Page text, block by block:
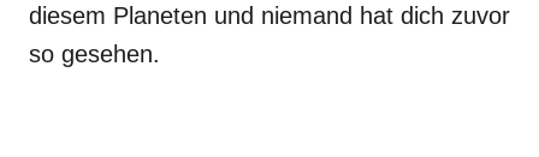
diesem Planeten und niemand hat dich zuvor
so gesehen.